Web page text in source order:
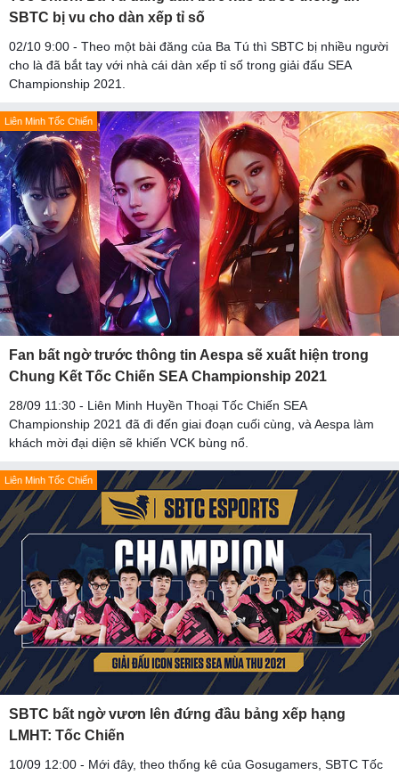
SBTC bị vu cho dàn xếp tỉ số
02/10 9:00 - Theo một bài đăng của Ba Tú thì SBTC bị nhiều người
cho là đã bắt tay với nhà cái dàn xếp tỉ số trong giải đấu SEA
Championship 2021.
Liên Minh Tốc Chiến
Fan bất ngờ trước thông tin Aespa sẽ xuất hiện trong
Chung Kết Tốc Chiến SEA Championship 2021
28/09 11:30 - Liên Minh Huyền Thoại Tốc Chiến SEA
Championship 2021 đã đi đến giai đoạn cuối cùng, và Aespa làm
khách mời đại diện sẽ khiến VCK bùng nổ.
Liên Minh Tốc Chiến
SBTC bất ngờ vươn lên đứng đầu bảng xếp hạng
LMHT: Tốc Chiến
10/09 12:00 - Mới đây, theo thống kê của Gosugamers, SBTC Tốc